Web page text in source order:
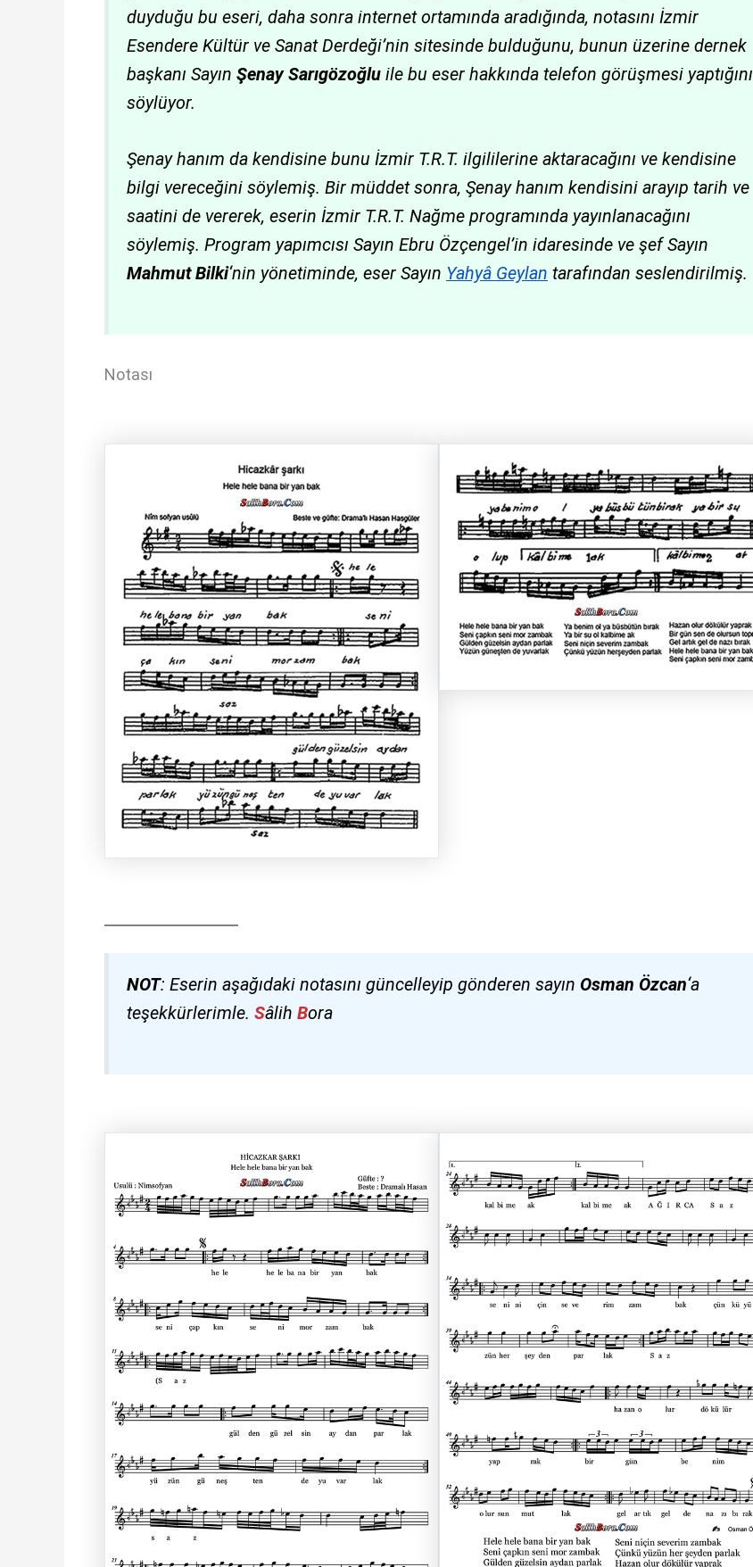
duyduğu bu eseri, daha sonra internet ortamında aradığında, notasını İzmir
Esendere Kültür ve Sanat Derdeği’nin sitesinde bulduğunu, bunun üzerine dernek
başkanı Sayın Şenay Sarıgözoğlu ile bu eser hakkında telefon görüşmesi yaptığını
söylüyor.
Şenay hanım da kendisine bunu İzmir T.R.T. ilgililerine aktaracağını ve kendisine
bilgi vereceğini söylemiş. Bir müddet sonra, Şenay hanım kendisini arayıp tarih ve
saatini de vererek, eserin İzmir T.R.T. Nağme programında yayınlanacağını
söylemiş. Program yapımcısı Sayın Ebru Özçengel’in idaresinde ve şef Sayın
Mahmut Bilki‘nin yönetiminde, eser Sayın Yahyâ Geylan tarafından seslendirilmiş.
Notası
NOT: Eserin aşağıdaki notasını güncelleyip gönderen sayın Osman Özcan‘a
teşekkürlerimle. Sâlih Bora